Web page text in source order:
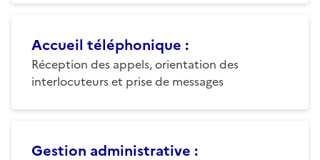
Accueil téléphonique :
Réception des appels, orientation des
interlocuteurs et prise de messages
Gestion administrative :